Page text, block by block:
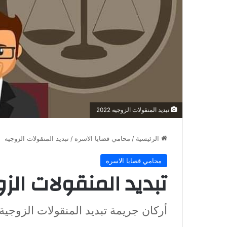
تبديد المنقولات الزوجيه 2022
الرئيسية / محامي قضايا الاسره /تبديد المنقولات الزوجيه
محامي قضايا الاسره
تبديد المنقولات
أركان جريمة تبديد المنقولات